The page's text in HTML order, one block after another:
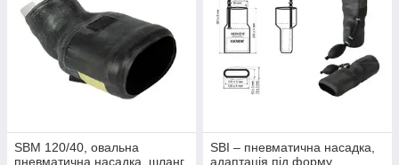
SBM 120/40, овальна
пневматична насадка, шланг
SBI – пневматична насадка,
адаптація під форму